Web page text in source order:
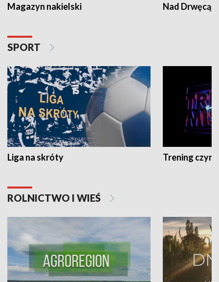
Magazyn nakielski Nad Drwęcą
SPORT
Liga na skróty Trening czyni
ROLNICTWO I WIEŚ